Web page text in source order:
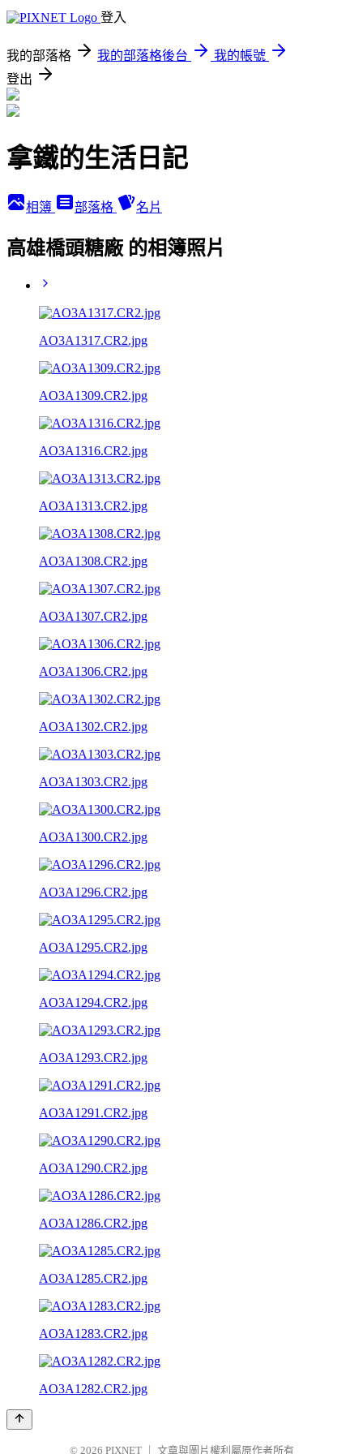
登入
我的部落格 我的部落格後台
我的帳號
登出
拿鐵的生活日記
相簿 部落格 名片
高雄橋頭糖廠 的相簿照片
AO3A1317.CR2.jpg
AO3A1309.CR2.jpg
AO3A1316.CR2.jpg
AO3A1313.CR2.jpg
AO3A1308.CR2.jpg
AO3A1307.CR2.jpg
AO3A1306.CR2.jpg
AO3A1302.CR2.jpg
AO3A1303.CR2.jpg
AO3A1300.CR2.jpg
AO3A1296.CR2.jpg
AO3A1295.CR2.jpg
AO3A1294.CR2.jpg
AO3A1293.CR2.jpg
AO3A1291.CR2.jpg
AO3A1290.CR2.jpg
AO3A1286.CR2.jpg
AO3A1285.CR2.jpg
AO3A1283.CR2.jpg
AO3A1282.CR2.jpg
© 2026 PIXNET 文章與圖片權利屬原作者所有